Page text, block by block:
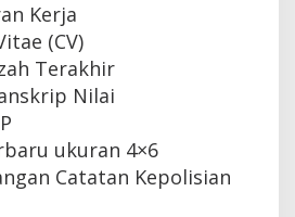
Kerja
(CV)
Terakhir
Nilai
ukuran 4×6
Catatan Kepolisian